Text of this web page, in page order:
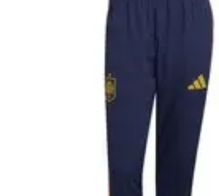
Consejos y EstrategiasConsejos de Aprendizaje
Educación Online
Formación en Español